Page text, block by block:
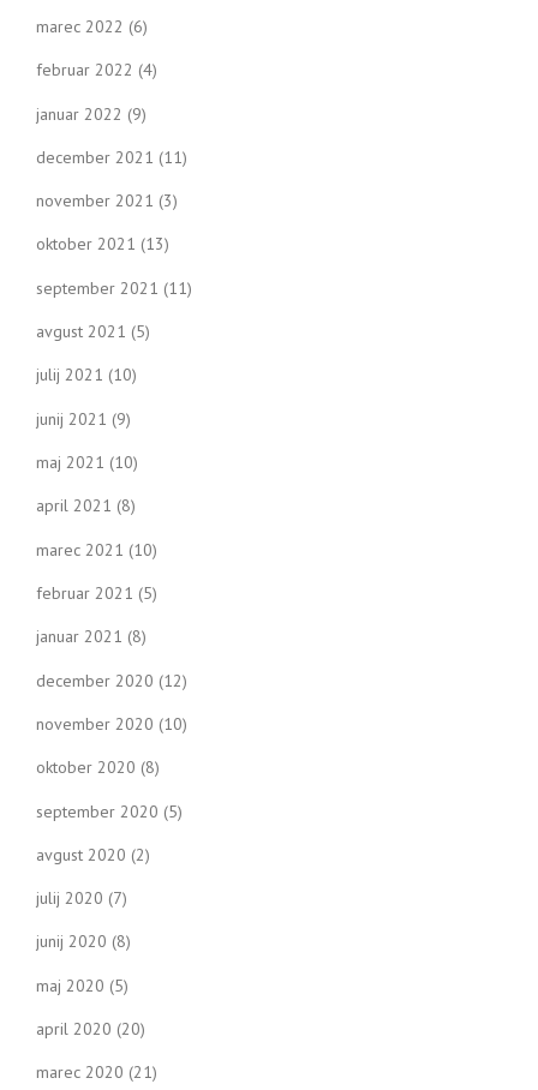
marec 2022 (6)
februar 2022 (4)
januar 2022 (9)
december 2021 (11)
november 2021 (3)
oktober 2021 (13)
september 2021 (11)
avgust 2021 (5)
julij 2021 (10)
junij 2021 (9)
maj 2021 (10)
april 2021 (8)
marec 2021 (10)
februar 2021 (5)
januar 2021 (8)
december 2020 (12)
november 2020 (10)
oktober 2020 (8)
september 2020 (5)
avgust 2020 (2)
julij 2020 (7)
junij 2020 (8)
maj 2020 (5)
april 2020 (20)
marec 2020 (21)